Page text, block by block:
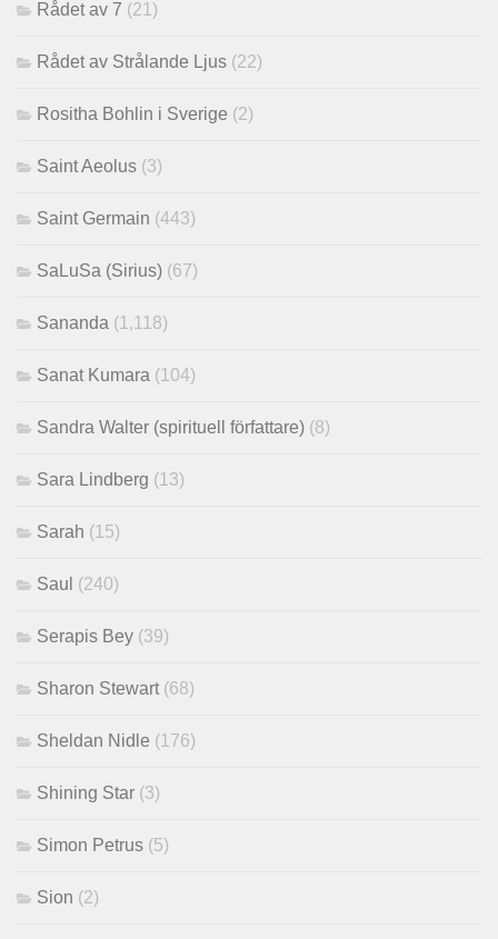
Rådet av 7 (21)
Rådet av Strålande Ljus (22)
Rositha Bohlin i Sverige (2)
Saint Aeolus (3)
Saint Germain (443)
SaLuSa (Sirius) (67)
Sananda (1,118)
Sanat Kumara (104)
Sandra Walter (spirituell författare) (8)
Sara Lindberg (13)
Sarah (15)
Saul (240)
Serapis Bey (39)
Sharon Stewart (68)
Sheldan Nidle (176)
Shining Star (3)
Simon Petrus (5)
Sion (2)